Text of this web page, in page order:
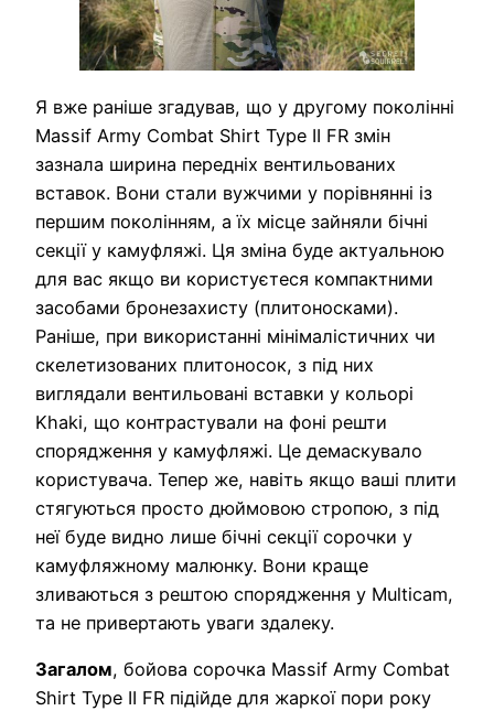
Я вже раніше згадував, що у другому поколінні
Massif Army Combat Shirt Type II FR змін
зазнала ширина передніх вентильованих
вставок. Вони стали вужчими у порівнянні із
першим поколінням, а їх місце зайняли бічні
секції у камуфляжі. Ця зміна буде актуальною
для вас якщо ви користуєтеся компактними
засобами бронезахисту (плитоносками).
Раніше, при використанні мінімалістичних чи
скелетизованих плитоносок, з під них
виглядали вентильовані вставки у кольорі
Khaki, що контрастували на фоні решти
спорядження у камуфляжі. Це демаскувало
користувача. Тепер же, навіть якщо ваші плити
стягуються просто дюймовою стропою, з під
неї буде видно лише бічні секції сорочки у
камуфляжному малюнку. Вони краще
зливаються з рештою спорядження у Multicam,
та не привертають уваги здалеку.
Загалом, бойова сорочка Massif Army Combat
Shirt Type II FR підійде для жаркої пори року